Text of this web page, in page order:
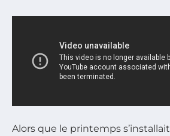
Alors que le printemps s’installait